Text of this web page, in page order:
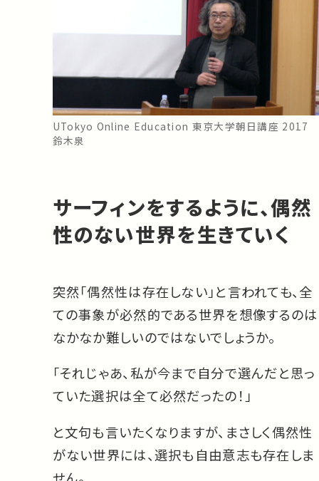
UTokyo Online Education 東京大学朝日講座 2017
鈴木泉
サーフィンをするように、偶然
性のない世界を生きていく
突然「偶然性は存在しない」と言われても、全
ての事象が必然的である世界を想像するのは
なかなか難しいのではないでしょうか。
「それじゃあ、私が今まで自分で選んだと思っ
ていた選択は全て必然だったの！」
と文句も言いたくなりますが、まさしく偶然性
がない世界には、選択も自由意志も存在しま